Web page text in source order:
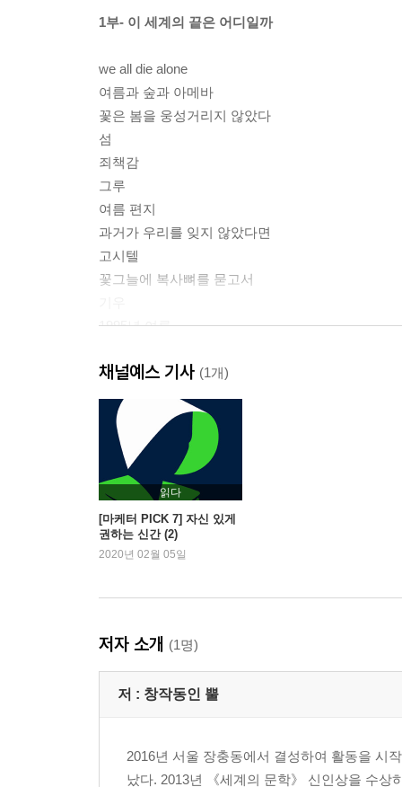
1부- 이 세계의 끝은 어디일까
we all die alone
여름과 숲과 아메바
꽃은 봄을 웅성거리지 않았다
섬
죄책감
그루
여름 편지
과거가 우리를 잊지 않았다면
고시텔
꽃그늘에 복사뼈를 묻고서
1995년 여름
2부- 떠난 사람을 눕혀주는 일처럼
낙원
공백기
부작용
기다리는 사람
안감과 겉감
서사
그린란드로 보내는 편지
열대야
종례
채널예스 기사 (1개)
읽다
[마케터 PICK 7] 자신 있게
권하는 신간 (2)
2020년 02월 05일
저자 소개 (1명)
저 : 창작동인 뿔
2016년 서울 장충동에서 결성하여 활동을 시
났다. 2013년 《세계의 문학》 신인상을 수